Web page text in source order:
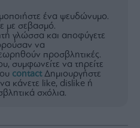
ένα ψευδώνυμο.
με σεβασμό.
γλώσσα και αποφύγετε
να
προσβλητικές.
συμφωνείτε να τηρείτε
contactΔημιουργήστε
να κάνετε like, dislike ή
σχόλια.